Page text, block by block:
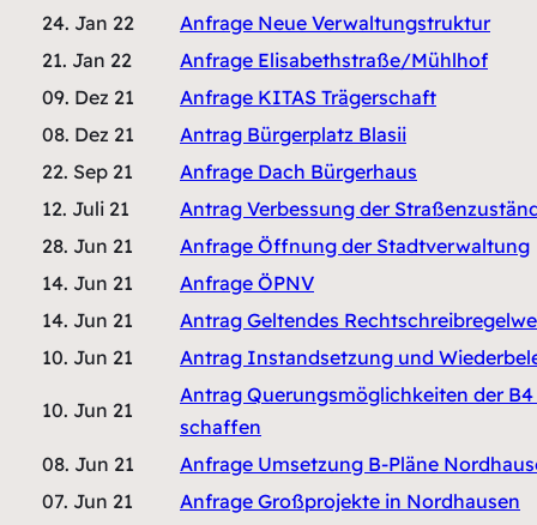
24. Jan 22
Anfrage Neue Verwaltungstruktur
21. Jan 22
Anfrage Elisabethstraße/Mühlhof
09. Dez 21
Anfrage KITAS Trägerschaft
08. Dez 21
Antrag Bürgerplatz Blasii
22. Sep 21
Anfrage Dach Bürgerhaus
12. Juli 21
Antrag Verbessung der
28. Jun 21
Anfrage Öffnung der Stadtverwaltung
14. Jun 21
Anfrage ÖPNV
14. Jun 21
Antrag Geltendes
10. Jun 21
Antrag Instandsetzung und
10. Jun 21
Antrag Querungsmöglichkeiten der
schaffen
08. Jun 21
Anfrage Umsetzung B-Pläne
07. Jun 21
Anfrage Großprojekte in Nordhausen